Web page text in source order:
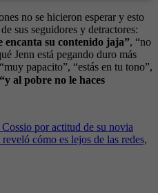
no se hicieron esperar y esto
sus seguidores y detractores:
encanta su contenido jaja”, “no
Jenn está pegando duro más
papacito”, “estás en tu tono”,
“y al pobre no le haces
por actitud de su novia
cómo es lejos de las redes,